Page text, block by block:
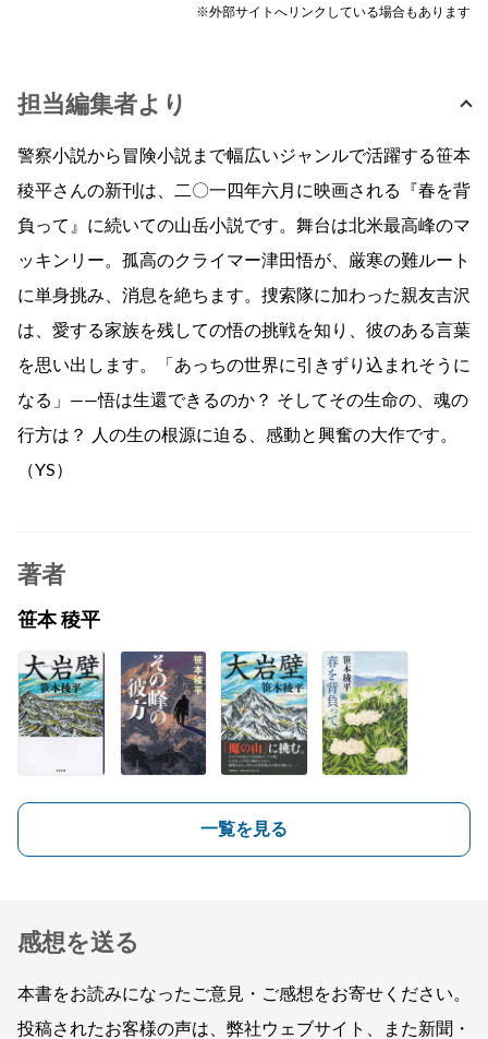
※外部サイトへリンクしている場合もあります
担当編集者より
警察小説から冒険小説まで幅広いジャンルで活躍する笹本
稜平さんの新刊は、二〇一四年六月に映画される『春を背
負って』に続いての山岳小説です。舞台は北米最高峰のマ
ッキンリー。孤高のクライマー津田悟が、厳寒の難ルート
に単身挑み、消息を絶ちます。捜索隊に加わった親友吉沢
は、愛する家族を残しての悟の挑戦を知り、彼のある言葉
を思い出します。「あっちの世界に引きずり込まれそうに
なる」――悟は生還できるのか？ そしてその生命の、魂の
行方は？ 人の生の根源に迫る、感動と興奮の大作です。
（YS）
著者
笹本 稜平
一覧を見る
感想を送る
本書をお読みになったご意見・ご感想をお寄せください。
投稿されたお客様の声は、弊社ウェブサイト、また新聞・